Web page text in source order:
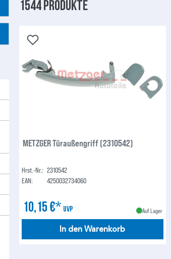
1544 Produkte
METZGER Türaußengriff (2310542)
Hrst.-Nr.: 2310542
EAN:
4250032734060
10,15 €* UVP Auf Lager
In den Warenkorb